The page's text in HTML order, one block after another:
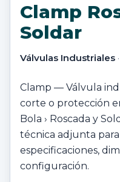
Clamp
Soldar
Válvulas Industriales
Clamp — Válvula
corte o protección
Bola › Roscada y
técnica adjunta
especificaciones,
configuración.